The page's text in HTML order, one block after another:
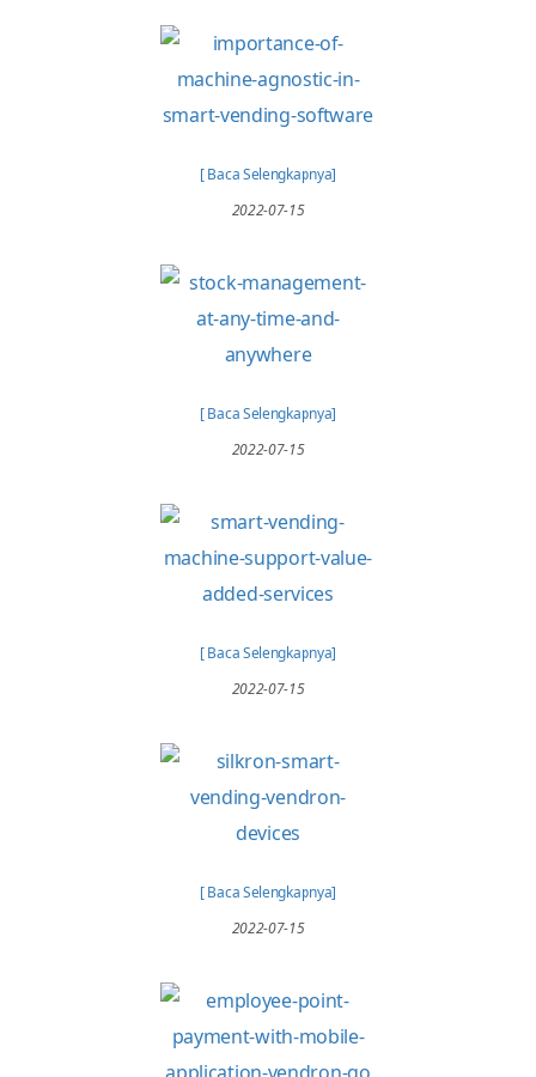
[ Baca Selengkapnya]
2022-08-23
[ Baca Selengkapnya]
2022-07-15
[ Baca Selengkapnya]
[ Baca Selengkapnya]